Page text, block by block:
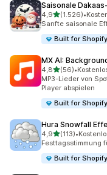
Saisonale
4,9von 5 Sternen
(1.526)
1526 Rezensionen
•
Sanfte saisonale
Built for Shopify
MX AI:
4,8von 5 Sternen
(56)
56 Rezensionen
•
MP3-Lieder von
Player abspielen
Built for Shopify
Hura Snowfall
4,9von 5 Sternen
(113)
113 Rezensionen
•
Festtagsstimmung
Built for Shopify